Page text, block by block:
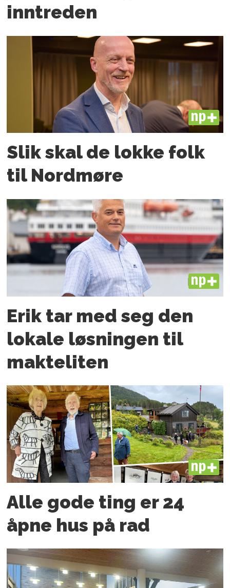
inntreden
PLUS
Slik skal de lokke folk
til Nordmøre
PLUS
Erik tar med seg den
lokale løsningen til
makteliten
PLUS
Alle gode ting er 24
åpne hus på rad